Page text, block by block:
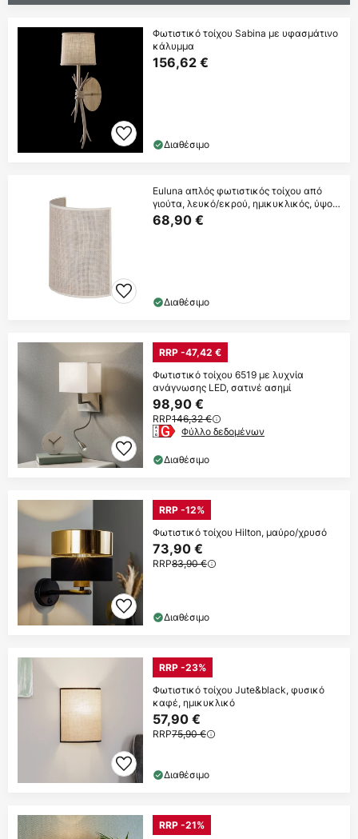
Φωτιστικό τοίχου Sabina με υφασμάτινο
κάλυμμα
156,62 €
Διαθέσιμο
Euluna απλός φωτιστικός τοίχου από
γιούτα, λευκό/εκρού, ημικυκλικός, ύψος
24 cm
68,90 €
Διαθέσιμο
RRP -47,42 €
Φωτιστικό τοίχου 6519 με λυχνία
ανάγνωσης LED, σατινέ ασημί
98,90 €
RRP146,32 €
Φύλλο δεδομένων
Διαθέσιμο
RRP -12%
Φωτιστικό τοίχου Hilton, μαύρο/χρυσό
73,90 €
RRP83,90 €
Διαθέσιμο
RRP -23%
Φωτιστικό τοίχου Jute&black, φυσικό
καφέ, ημικυκλικό
57,90 €
RRP75,90 €
Διαθέσιμο
RRP -21%